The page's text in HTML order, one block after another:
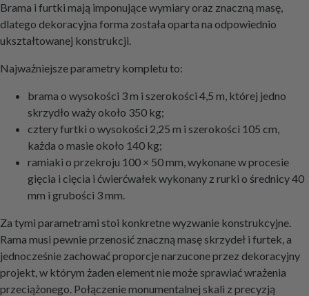
Brama i furtki mają imponujące wymiary oraz znaczną masę,
dlatego dekoracyjna forma została oparta na odpowiednio
ukształtowanej konstrukcji.
Najważniejsze parametry kompletu to:
brama o wysokości 3 m i szerokości 4,5 m, której jedno
skrzydło waży około 350 kg;
cztery furtki o wysokości 2,25 m i szerokości 105 cm,
każda o masie około 140 kg;
ramiaki o przekroju 100 × 50 mm, wykonane w procesie
gięcia i cięcia i ćwierćwałek wykonany z rurki o średnicy 40
mm i grubości 3 mm.
Za tymi parametrami stoi konkretne wyzwanie konstrukcyjne.
Rama musi pewnie przenosić znaczną masę skrzydeł i furtek, a
jednocześnie zachować proporcje narzucone przez dekoracyjny
projekt, w którym żaden element nie może sprawiać wrażenia
przeciążonego. Połączenie monumentalnej skali z precyzją